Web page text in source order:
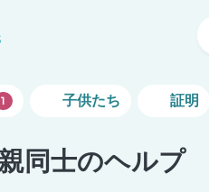
1 子供たち 証明
同士のヘルプ